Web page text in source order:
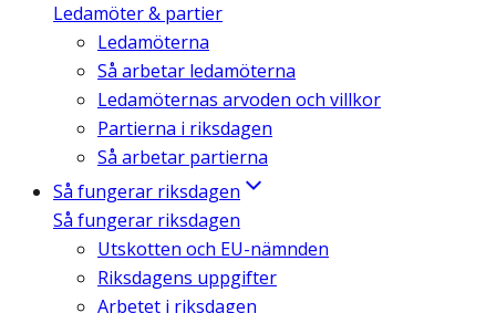
Ledamöter & partier
Ledamöterna
Så arbetar ledamöterna
Ledamöternas arvoden och villkor
Partierna i riksdagen
Så arbetar partierna
Så fungerar riksdagen
Så fungerar riksdagen
Utskotten och EU-nämnden
Riksdagens uppgifter
Arbetet i riksdagen